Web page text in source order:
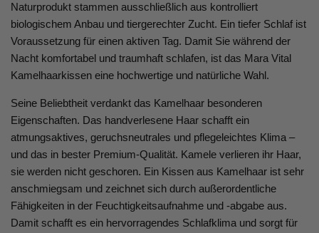
Naturprodukt stammen ausschließlich aus kontrolliert
biologischem Anbau und tiergerechter Zucht. Ein tiefer Schlaf ist
Voraussetzung für einen aktiven Tag. Damit Sie während der
Nacht komfortabel und traumhaft schlafen, ist das Mara Vital
Kamelhaarkissen eine hochwertige und natürliche Wahl.
Seine Beliebtheit verdankt das Kamelhaar besonderen
Eigenschaften. Das handverlesene Haar schafft ein
atmungsaktives, geruchsneutrales und pflegeleichtes Klima –
und das in bester Premium-Qualität. Kamele verlieren ihr Haar,
sie werden nicht geschoren. Ein Kissen aus Kamelhaar ist sehr
anschmiegsam und zeichnet sich durch außerordentliche
Fähigkeiten in der Feuchtigkeitsaufnahme und -abgabe aus.
Damit schafft es ein hervorragendes Schlafklima und sorgt für